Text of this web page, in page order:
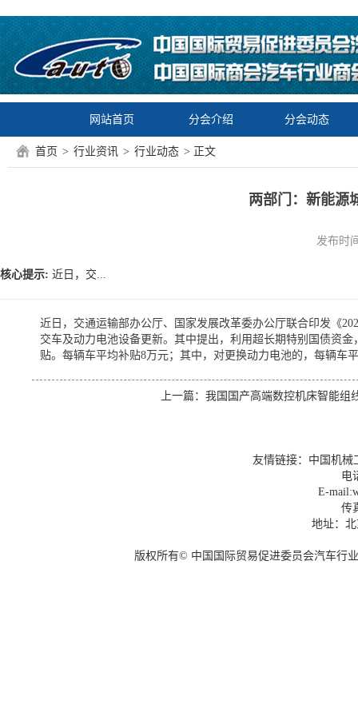
网站首页 分会介绍 分会动态
首页 > 行业资讯 > 行业动态 > 正文
两部门：新能源
发布时
核心提示: 近日，交...
近日，交通运输部办公厅、国家发展改革委办公厅联合印发《
交车及动力电池设备更新。其中提出，利用超长期特别国债资
贴。每辆车平均补贴8万元；其中，对更换动力电池的，每辆车
上一篇： 我国国产高端数控机床智能组
友情链接： 中国机械
电
E-
传
地址：
版权所有© 中国国际贸易促进委员会汽车行